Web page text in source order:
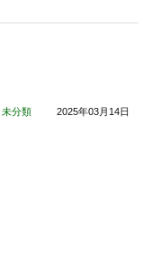
未分類 2025年03月14日